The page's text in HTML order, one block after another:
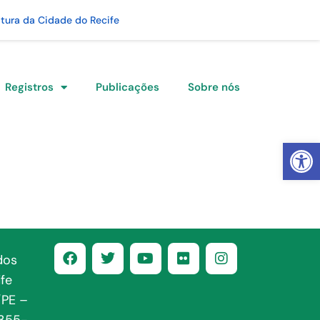
Abrir
da Cidade do Recife
Registros Publicações Sobre nós
–